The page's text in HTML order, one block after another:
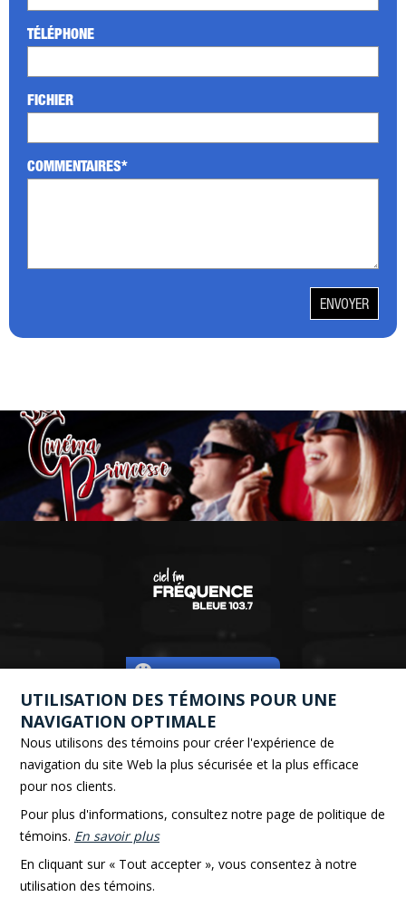
TÉLÉPHONE
FICHIER
COMMENTAIRES*
EN STUDIO :
64 Hôtel de Ville, Rivière-du-Loup, QC G5R 1L5
Politique de confidentialité
UTILISATION DES TÉMOINS POUR UNE
NAVIGATION OPTIMALE
Nous utilisons des témoins pour créer l'expérience de
navigation du site Web la plus sécurisée et la plus efficace
pour nos clients.
Pour plus d'informations, consultez notre page de politique de
témoins. En savoir plus
En cliquant sur « Tout accepter », vous consentez à notre
utilisation des témoins.